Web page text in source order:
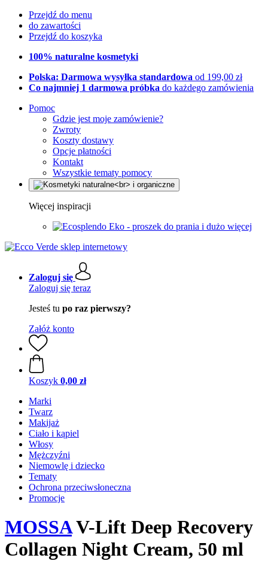
Przejdź do menu
do zawartości
Przejdź do koszyka
100% naturalne kosmetyki
Polska: Darmowa wysyłka standardowa od 199,00 zł
Co najmniej 1 darmowa próbka do każdego zamówienia
Pomoc
Gdzie jest moje zamówienie?
Zwroty
Koszty dostawy
Opcje płatności
Kontakt
Wszystkie tematy pomocy
Więcej inspiracji
Eko - proszek do prania i dużo więcej
Zaloguj się
Zaloguj się teraz
Jesteś tu po raz pierwszy?
Załóż konto
Koszyk 0,00 zł
Marki
Twarz
Makijaż
Ciało i kąpiel
Włosy
Mężczyźni
Niemowlę i dziecko
Tematy
Ochrona przeciwsłoneczna
Promocje
MOSSAV-Lift Deep Recovery
Collagen Night Cream, 50 ml